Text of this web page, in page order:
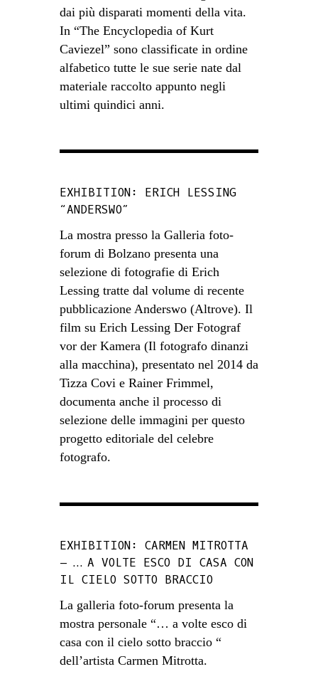
dai più disparati momenti della vita.
In “The Encyclopedia of Kurt
Caviezel” sono classificate in ordine
alfabetico tutte le sue serie nate dal
materiale raccolto appunto negli
ultimi quindici anni.
EXHIBITION: ERICH LESSING
“ANDERSWO”
La mostra presso la Galleria foto-
forum di Bolzano presenta una
selezione di fotografie di Erich
Lessing tratte dal volume di recente
pubblicazione Anderswo (Altrove). Il
film su Erich Lessing Der Fotograf
vor der Kamera (Il fotografo dinanzi
alla macchina), presentato nel 2014 da
Tizza Covi e Rainer Frimmel,
documenta anche il processo di
selezione delle immagini per questo
progetto editoriale del celebre
fotografo.
EXHIBITION: CARMEN MITROTTA
– … A VOLTE ESCO DI CASA CON
IL CIELO SOTTO BRACCIO
La galleria foto-forum presenta la
mostra personale “… a volte esco di
casa con il cielo sotto braccio “
dell’artista Carmen Mitrotta.